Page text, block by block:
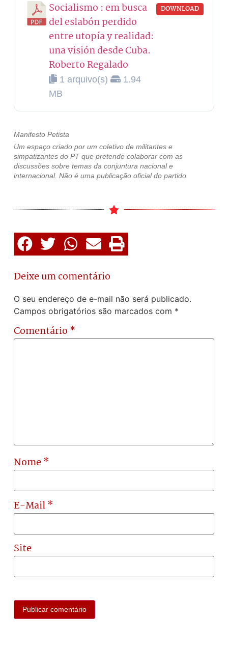
Socialismo : em busca
del eslabón perdido
entre utopía y realidad:
una visión desde Cuba.
Roberto Regalado
1 arquivo(s)
1.94
MB
DOWNLOAD
Manifesto Petista
Um espaço criado por um coletivo de militantes e
simpatizantes do PT que pretende colaborar com as
discussões sobre temas da conjuntura nacional e
internacional. Não é uma publicação oficial do partido.
Deixe um comentário
O seu endereço de e-mail não será publicado.
Campos obrigatórios são marcados com *
Comentário *
Nome*
E-Mail*
Site